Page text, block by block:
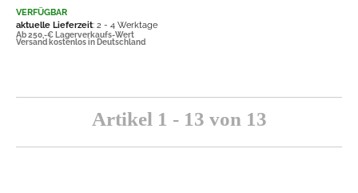
VERFÜGBAR
aktuelle Lieferzeit: 2 - 4 Werktage
Ab 250,-€ Lagerverkaufs-Wert
Versand kostenlos in Deutschland
Artikel 1 - 13 von 13